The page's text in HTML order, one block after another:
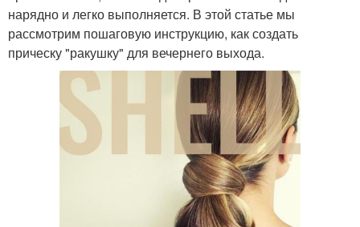
нарядно и легко выполняется. В этой статье мы
рассмотрим пошаговую инструкцию, как создать
прическу "ракушку" для вечернего выхода.